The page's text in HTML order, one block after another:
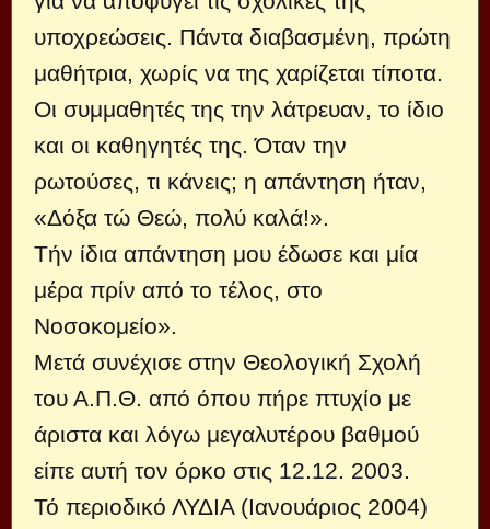
υποχρεώσεις. Πάντα διαβασμένη, πρώτη
μαθήτρια, χωρίς να της χαρίζεται τίποτα.
Οι συμμαθητές της την λάτρευαν, το ίδιο
και οι καθηγητές της. Όταν την
ρωτούσες, τι κάνεις; η απάντηση ήταν,
«Δόξα τώ Θεώ, πολύ καλά!».
Τήν ίδια απάντηση μου έδωσε και μία
μέρα πρίν από το τέλος, στο
Νοσοκομείο».
Μετά συνέχισε στην Θεολογική Σχολή
του Α.Π.Θ. από όπου πήρε πτυχίο με
άριστα και λόγω μεγαλυτέρου βαθμού
είπε αυτή τον όρκο στις 12.12. 2003.
Τό περιοδικό ΛΥΔΙΑ (Ιανουάριος 2004)